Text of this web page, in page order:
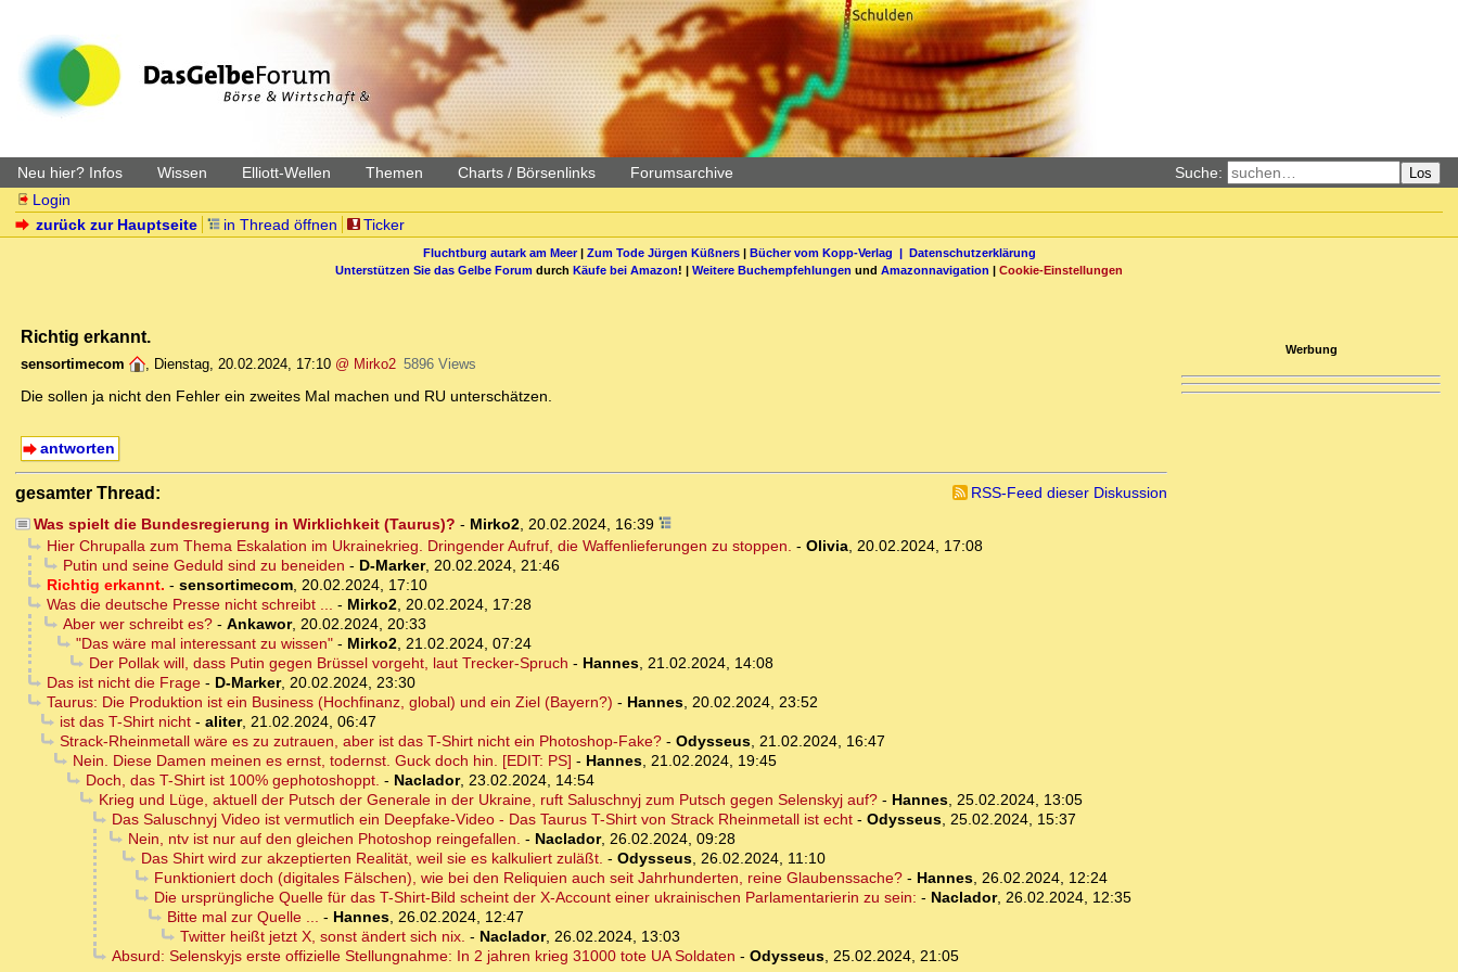
Neu hier? Infos Wissen Elliott-Wellen Themen Charts / Börsenlinks Forumsarchive Suche: Los
Login
zurück zur Hauptseite
in Thread öffnen Ticker
Fluchtburg autark am Meer| Zum Tode Jürgen Küßners| Bücher vom Kopp-Verlag | Datenschutzerklärung
Unterstützen Sie das Gelbe Forum durch Käufe bei Amazon! | Weitere Buchempfehlungen und Amazonnavigation | Cookie-Einstellungen
Richtig erkannt.
sensortimecom , Dienstag, 20.02.2024, 17:10 @ Mirko2 5896 Views
Die sollen ja nicht den Fehler ein zweites Mal machen und RU unterschätzen.
antworten
gesamter Thread:
RSS-Feed dieser Diskussion
Was spielt die Bundesregierung in Wirklichkeit (Taurus)? - Mirko2, 20.02.2024, 16:39
Hier Chrupalla zum Thema Eskalation im Ukrainekrieg. Dringender Aufruf, die Waffenlieferungen zu stoppen. - Olivia, 20.02.2024, 17:08
Putin und seine Geduld sind zu beneiden - D-Marker, 20.02.2024, 21:46
Richtig erkannt. - sensortimecom, 20.02.2024, 17:10
Was die deutsche Presse nicht schreibt ... - Mirko2, 20.02.2024, 17:28
Aber wer schreibt es?- Ankawor, 20.02.2024, 20:33
"Das wäre mal interessant zu wissen"- Mirko2, 21.02.2024, 07:24
Der Pollak will, dass Putin gegen Brüssel vorgeht, laut Trecker-Spruch - Hannes, 21.02.2024, 14:08
Das ist nicht die Frage- D-Marker, 20.02.2024, 23:30
Taurus: Die Produktion ist ein Business (Hochfinanz, global) und ein Ziel (Bayern?) - Hannes, 20.02.2024, 23:52
ist das T-Shirt nicht- aliter, 21.02.2024, 06:47
Strack-Rheinmetall wäre es zu zutrauen, aber ist das T-Shirt nicht ein Photoshop-Fake?- Odysseus, 21.02.2024, 16:47
Nein. Diese Damen meinen es ernst, todernst. Guck doch hin. [EDIT: PS] - Hannes, 21.02.2024, 19:45
Doch, das T-Shirt ist 100% gephotoshoppt. - Naclador, 23.02.2024, 14:54
Krieg und Lüge, aktuell der Putsch der Generale in der Ukraine, ruft Saluschnyj zum Putsch gegen Selenskyj auf?- Hannes, 25.02.2024, 13:05
Das Saluschnyj Video ist vermutlich ein Deepfake-Video - Das Taurus T-Shirt von Strack Rheinmetall ist echt- Odysseus, 25.02.2024, 15:37
Nein, ntv ist nur auf den gleichen Photoshop reingefallen. - Naclador, 26.02.2024, 09:28
Das Shirt wird zur akzeptierten Realität, weil sie es kalkuliert zuläßt. - Odysseus, 26.02.2024, 11:10
Funktioniert doch (digitales Fälschen), wie bei den Reliquien auch seit Jahrhunderten, reine Glaubenssache?- Hannes, 26.02.2024, 12:24
Die ursprüngliche Quelle für das T-Shirt-Bild scheint der X-Account einer ukrainischen Parlamentarierin zu sein: - Naclador, 26.02.2024, 12:35
Bitte mal zur Quelle ... - Hannes, 26.02.2024, 12:47
Twitter heißt jetzt X, sonst ändert sich nix. - Naclador, 26.02.2024, 13:03
Absurd: Selenskyjs erste offizielle Stellungnahme: In 2 jahren krieg 31000 tote UA Soldaten - Odysseus, 25.02.2024, 21:05
Werbung